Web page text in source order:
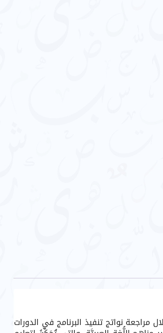
تربوية تكون المُنْطَلَق الأساس لتعلُّم وتعليم اللُّغة العربيَّة للصفوف (7 : 9)، وذلك من خلال مراجعة نواتج تنفيذ البرنامج في الدورات